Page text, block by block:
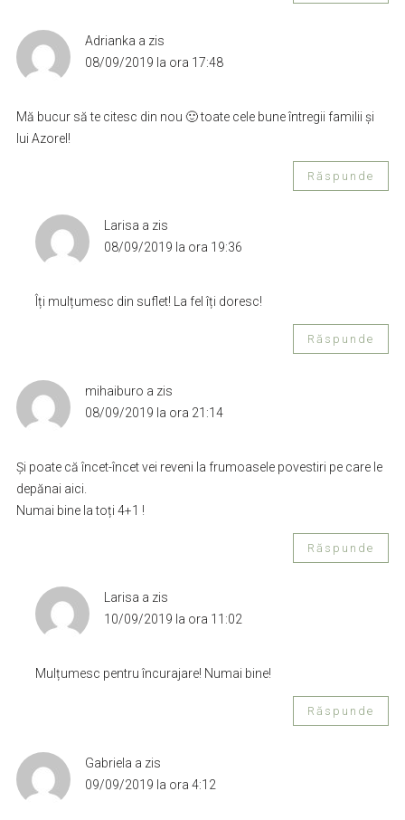
Adrianka a zis
08/09/2019 la ora 17:48
Mă bucur să te citesc din nou 🙂 toate cele bune întregii familii și
lui Azorel!
Răspunde
Larisa a zis
08/09/2019 la ora 19:36
Îți mulțumesc din suflet! La fel îți doresc!
Răspunde
mihaiburo a zis
08/09/2019 la ora 21:14
Și poate că încet-încet vei reveni la frumoasele povestiri pe care le
depănai aici.
Numai bine la toți 4+1 !
Răspunde
Larisa a zis
10/09/2019 la ora 11:02
Mulțumesc pentru încurajare! Numai bine!
Răspunde
Gabriela a zis
09/09/2019 la ora 4:12